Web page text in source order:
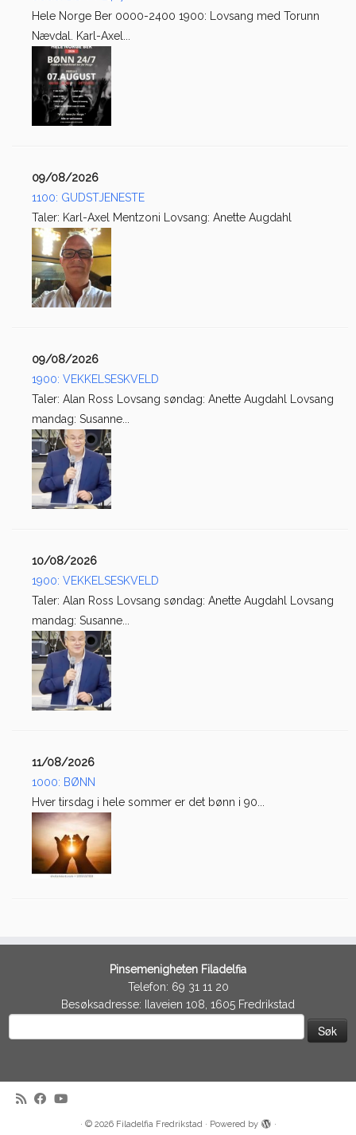
Hele Norge Ber 0000-2400 1900: Lovsang med Torunn
Nævdal. Karl-Axel...
09/08/2026
1100: GUDSTJENESTE
Taler: Karl-Axel Mentzoni Lovsang: Anette Augdahl
09/08/2026
1900: VEKKELSESKVELD
Taler: Alan Ross Lovsang søndag: Anette Augdahl Lovsang
mandag: Susanne...
10/08/2026
1900: VEKKELSESKVELD
Taler: Alan Ross Lovsang søndag: Anette Augdahl Lovsang
mandag: Susanne...
11/08/2026
1000: BØNN
Hver tirsdag i hele sommer er det bønn i 90...
Pinsemenigheten Filadelfia
Telefon: 69 31 11 20
Besøksadresse: Ilaveien 108, 1605 Fredrikstad
etter:
· © 2026 Filadelfia Fredrikstad · Powered by ·